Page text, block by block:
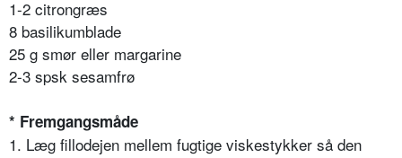
1-2 citrongræs
8 basilikumblade
25 g smør eller margarine
2-3 spsk sesamfrø
* Fremgangsmåde
1. Læg fillodejen mellem fugtige viskestykker så den